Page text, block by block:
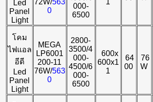
Led
Panel
Light
72W/563
0
000-
6500
1
โคม
ไฟแอล
อีดี
Led
Panel
Light
MEGA
LP6001
200-11
76W/563
0
2800-
3500/4
000-
4500/6
000-
6500
600x
600x1
1
64
00
76
W